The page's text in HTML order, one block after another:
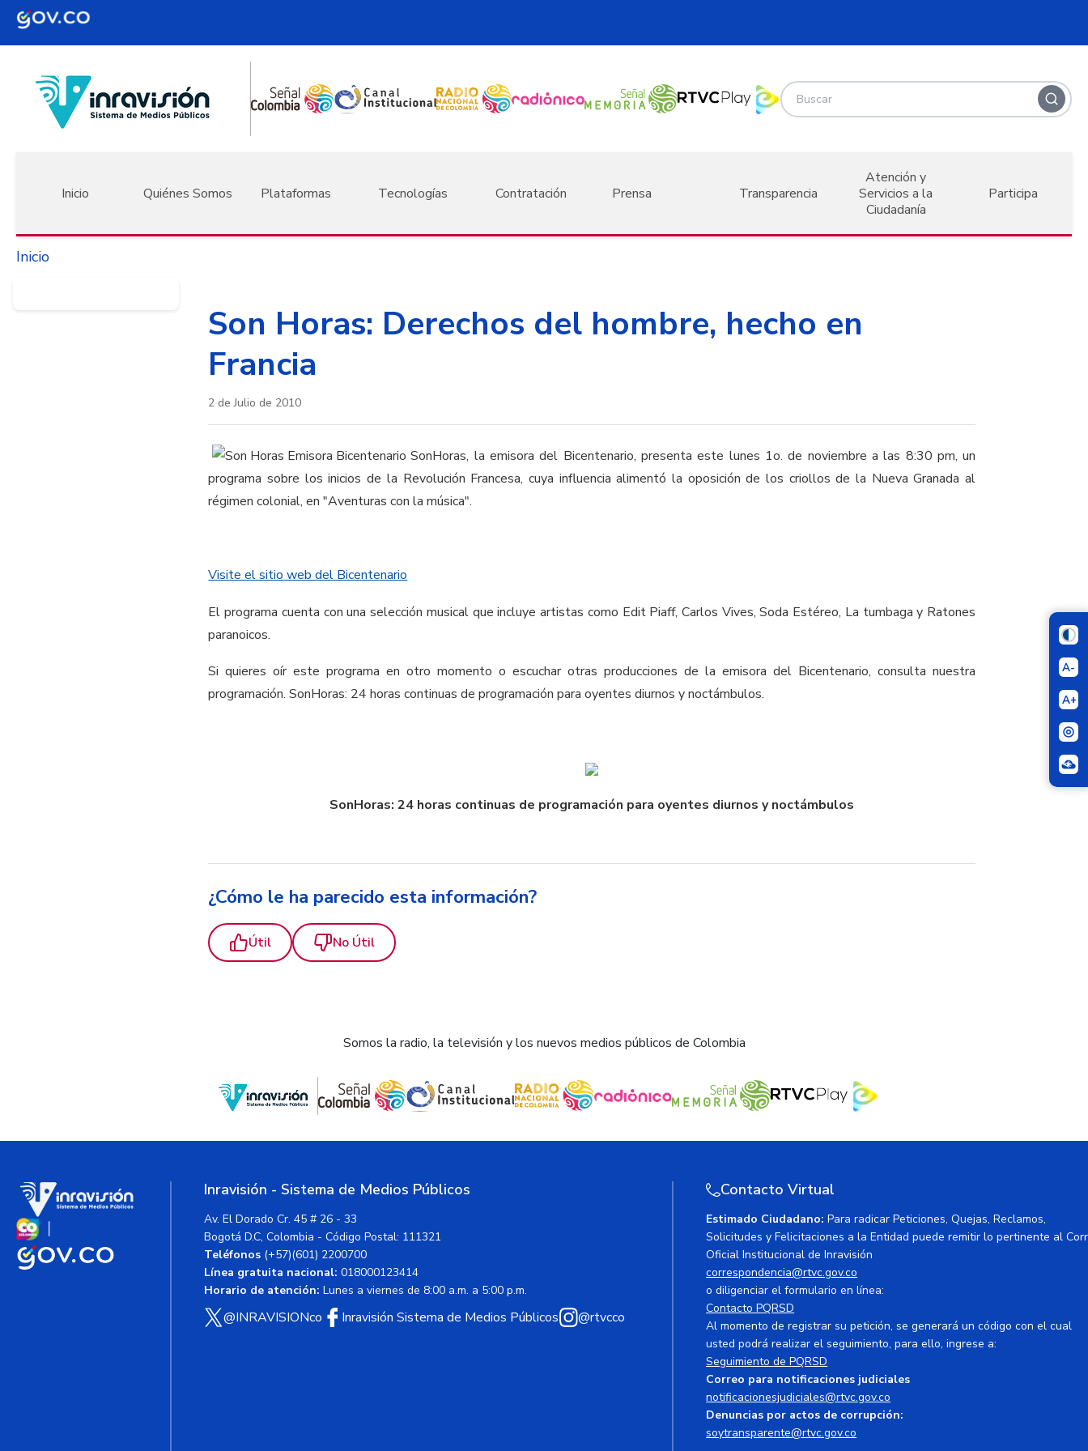
Pasar al contenido principal
Inicio Quiénes Somos Plataformas Tecnologías Contratación Prensa Transparencia
Atención y
Servicios a la
Ciudadanía
Participa
A-
A+
Inicio
Son Horas: Derechos del hombre, hecho en
Francia
2 de Julio de 2010
SonHoras, la emisora del Bicentenario, presenta este lunes 1o. de noviembre a las 8:30 pm, un
programa sobre los inicios de la Revolución Francesa, cuya influencia alimentó la oposición de los criollos de la Nueva Granada al
régimen colonial, en "Aventuras con la música".
Visite el sitio web del Bicentenario
El programa cuenta con una selección musical que incluye artistas como Edit Piaff, Carlos Vives, Soda Estéreo, La tumbaga y Ratones
paranoicos.
Si quieres oír este programa en otro momento o escuchar otras producciones de la emisora del Bicentenario, consulta nuestra
programación. SonHoras: 24 horas continuas de programación para oyentes diurnos y noctámbulos.
SonHoras: 24 horas continuas de programación para oyentes diurnos y noctámbulos
¿Cómo le ha parecido esta información?
Útil No Útil
Somos la radio, la televisión y los nuevos medios públicos de Colombia
Inravisión - Sistema de Medios Públicos
Av. El Dorado Cr. 45 # 26 - 33
Bogotá D.C, Colombia - Código Postal: 111321
Teléfonos (+57)(601) 2200700
Línea gratuita nacional: 018000123414
Horario de atención: Lunes a viernes de 8:00 a.m. a 5:00 p.m.
@INRAVISIONco Inravisión Sistema de Medios Públicos @rtvcco
Contacto Virtual
Estimado Ciudadano: Para radicar Peticiones, Quejas, Reclamos,
Solicitudes y Felicitaciones a la Entidad puede remitir lo pertinente al
Oficial Institucional de Inravisión
correspondencia@rtvc.gov.co
o diligenciar el formulario en línea:
Contacto PQRSD
Al momento de registrar su petición, se generará un código con el cual
usted podrá realizar el seguimiento, para ello, ingrese a:
Seguimiento de PQRSD
Correo para notificaciones judiciales
notificacionesjudiciales@rtvc.gov.co
Denuncias por actos de corrupción:
soytransparente@rtvc.gov.co